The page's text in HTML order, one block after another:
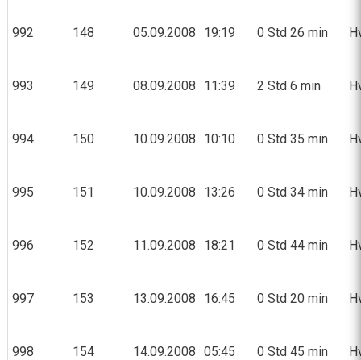
992 148 05.09.2008 19:19 0 Std 26 min
993 149 08.09.2008 11:39 2 Std 6 min
994 150 10.09.2008 10:10 0 Std 35 min
995 151 10.09.2008 13:26 0 Std 34 min
996 152 11.09.2008 18:21 0 Std 44 min
997 153 13.09.2008 16:45 0 Std 20 min
998 154 14.09.2008 05:45 0 Std 45 min